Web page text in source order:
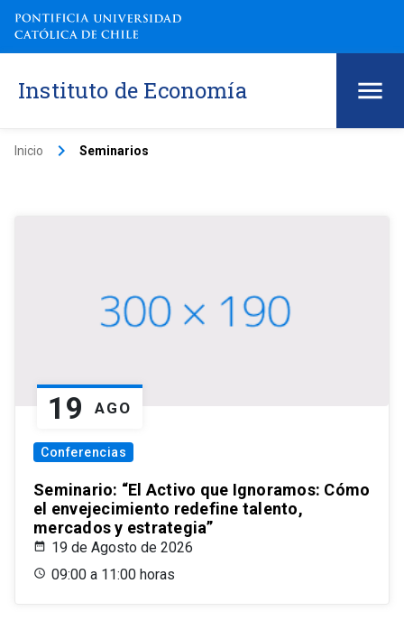
Instituto de Economía
Inicio keyboard_arrow_right Seminarios
19 AGO
Conferencias
Seminario: “El Activo que Ignoramos: Cómo
el envejecimiento redefine talento,
mercados y estrategia”
19 de Agosto de 2026
09:00 a 11:00 horas